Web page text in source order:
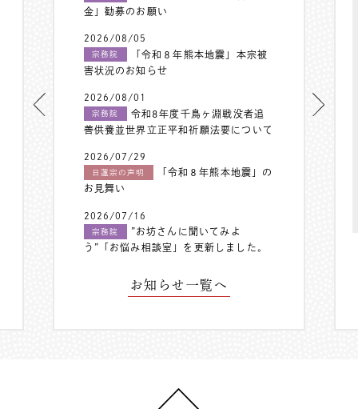
金」勧募のお願い
2026/08/05
宗務院
「令和８年熊本地震」本宗被
害状況のお知らせ
2026/08/01
宗務院
令和8年度千鳥ヶ淵戦没者追
善供養並世界立正平和祈願法要について
2026/07/29
日蓮宗の声明
「令和８年熊本地震」の
お見舞い
2026/07/16
宗務院
”お坊さんに聞いてみよ
う”「お悩み相談室」を更新しました。
お知らせ一覧へ